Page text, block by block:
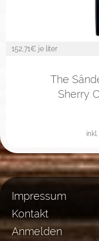
152,71€ je liter
The
Sherry
Impressum
Kontakt
Anmelden